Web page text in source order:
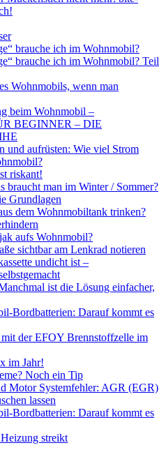
brauche ich im Wohnmobil?
brauche ich im Wohnmobil? Teil
Wohnmobils, wenn man
beim Wohnmobil –
BEGINNER – DIE
und aufrüsten: Wie viel Strom
riskant!
braucht man im Winter / Sommer?
Grundlagen
dem Wohnmobiltank trinken?
aufs Wohnmobil?
sichtbar am Lenkrad notieren
undicht ist –
ist die Lösung einfacher,
Bordbatterien: Darauf kommt es
der EFOY Brennstoffzelle im
im Jahr!
Noch ein Tip
Motor Systemfehler: AGR (EGR)
lassen
Bordbatterien: Darauf kommt es
streikt